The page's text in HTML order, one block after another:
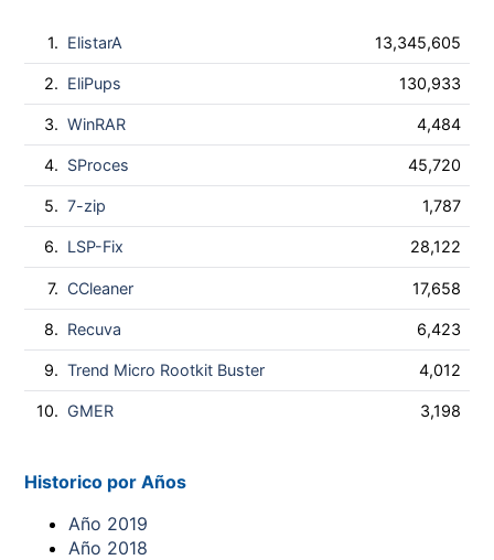
1. ElistarA 13,345,605
2. EliPups 130,933
3. WinRAR 4,484
4. SProces 45,720
5. 7-zip 1,787
6. LSP-Fix 28,122
7. CCleaner 17,658
8. Recuva 6,423
9. Trend Micro Rootkit Buster 4,012
10. GMER 3,198
Historico por Años
Año 2019
Año 2018